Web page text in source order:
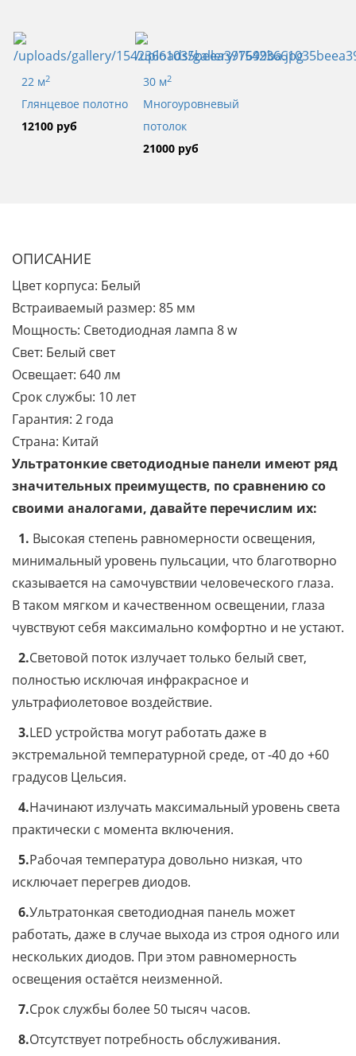
22 м2
Глянцевое полотно
12100 руб
30 м2
Многоуровневый
потолок
21000 руб
ОПИСАНИЕ
Цвет корпуса: Белый
Встраиваемый размер: 85 мм
Мощность: Светодиодная лампа 8 w
Свет: Белый свет
Освещает: 640 лм
Срок службы: 10 лет
Гарантия: 2 года
Страна: Китай
Ультратонкие светодиодные панели имеют ряд
значительных преимуществ, по сравнению со
своими аналогами, давайте перечислим их:
1. Высокая степень равномерности освещения,
минимальный уровень пульсации, что благотворно
сказывается на самочувствии человеческого глаза.
В таком мягком и качественном освещении, глаза
чувствуют себя максимально комфортно и не устают.
2.Световой поток излучает только белый свет,
полностью исключая инфракрасное и
ультрафиолетовое воздействие.
3.LED устройства могут работать даже в
экстремальной температурной среде, от -40 до +60
градусов Цельсия.
4.Начинают излучать максимальный уровень света
практически с момента включения.
5.Рабочая температура довольно низкая, что
исключает перегрев диодов.
6.Ультратонкая светодиодная панель может
работать, даже в случае выхода из строя одного или
нескольких диодов. При этом равномерность
освещения остаётся неизменной.
7.Срок службы более 50 тысяч часов.
8.Отсутствует потребность обслуживания.